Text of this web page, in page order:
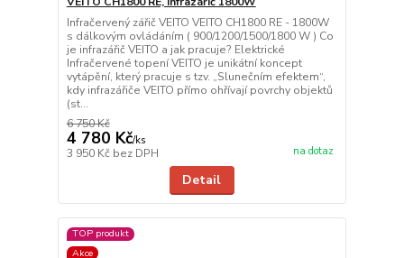
Infračervený zářič VEITO VEITO CH1800 RE - 1800W
s dálkovým ovládáním ( 900/1200/1500/1800 W ) Co
je infrazářič VEITO a jak pracuje? Elektrické
Infračervené topení VEITO je unikátní koncept
vytápění, který pracuje s tzv. „Slunečním efektem“,
kdy infrazářiče VEITO přímo ohřívají povrchy objektů
(st...
6 750 Kč
4 780 Kč/ks
3 950 Kč bez DPH na dotaz
Detail
TOP produkt
Akce